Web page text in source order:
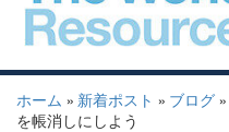
ホーム » 新着ポスト » ブログ »
を帳消しにしよう